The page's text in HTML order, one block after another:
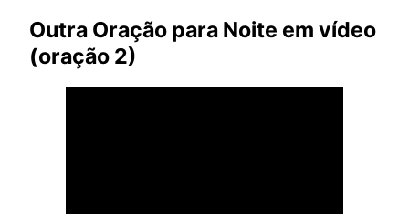
Outra Oração para Noite em vídeo
(oração 2)